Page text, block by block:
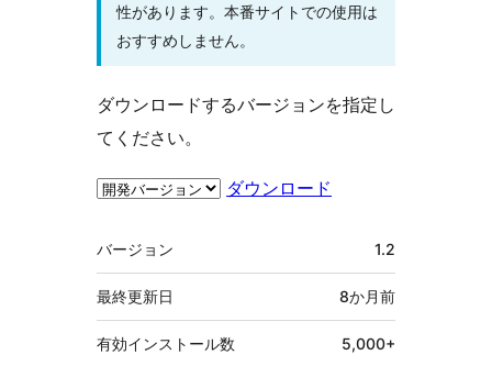
性があります。本番サイトでの使用は
おすすめしません。
ダウンロードするバージョンを指定し
てください。
ダウンロード
メ
タ
バージョン 1.2
最終更新日 8か月前
有効インストール数 5,000+